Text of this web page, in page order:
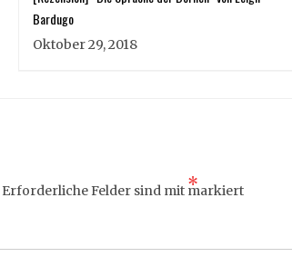
Bardugo
Oktober 29, 2018
Erforderliche Felder sind mit *
markiert